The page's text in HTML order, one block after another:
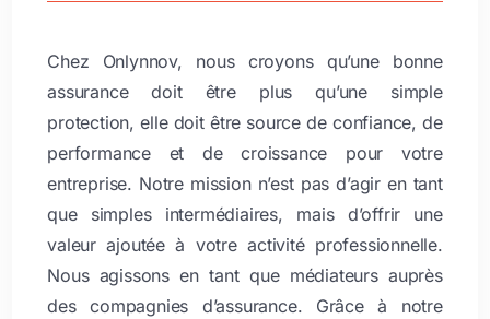
Chez Onlynnov, nous croyons qu’une bonne
assurance doit être plus qu’une simple
protection, elle doit être source de confiance, de
performance et de croissance pour votre
entreprise. Notre mission n’est pas d’agir en tant
que simples intermédiaires, mais d’offrir une
valeur ajoutée à votre activité professionnelle.
Nous agissons en tant que médiateurs auprès
des compagnies d’assurance. Grâce à notre